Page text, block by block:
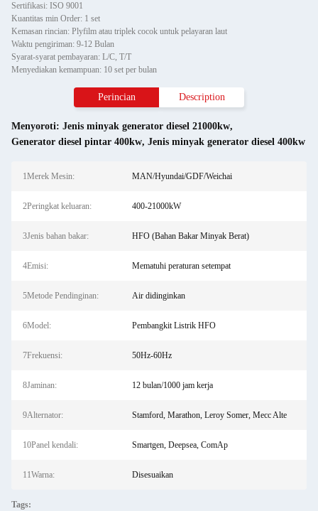
Sertifikasi: ISO 9001
Kuantitas min Order: 1 set
Kemasan rincian: Plyfilm atau triplek cocok untuk pelayaran laut
Waktu pengiriman: 9-12 Bulan
Syarat-syarat pembayaran: L/C, T/T
Menyediakan kemampuan: 10 set per bulan
Perincian Description
Menyoroti: Jenis minyak generator diesel 21000kw,
Generator diesel pintar 400kw, Jenis minyak generator diesel 400kw
1Merek Mesin: MAN/Hyundai/GDF/Weichai
2Peringkat keluaran: 400-21000kW
3Jenis bahan bakar: HFO (Bahan Bakar Minyak Berat)
4Emisi: Mematuhi peraturan setempat
5Metode Pendinginan: Air didinginkan
6Model: Pembangkit Listrik HFO
7Frekuensi: 50Hz-60Hz
8Jaminan: 12 bulan/1000 jam kerja
9Alternator: Stamford, Marathon, Leroy Somer, Mecc Alte
10Panel kendali: Smartgen, Deepsea, ComAp
11Warna: Disesuaikan
Tags: